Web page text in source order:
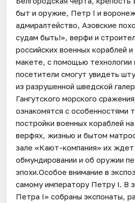
быт и оружие, Петр I и
адмиралтейство, Азовские
судам быть!», верфи и
российских военных кораблей
макете, с помощью технологии
посетители смогут увидеть
из разрушенной шведской
Гангутского морского
ознакомятся с особенностями
постройки военных кораблей
верфях, жизнью и бытом
зале «Кают-компания» их ждет
обмундировании и об оружии
эпохи.Особое внимание в
самому императору Петру I. В
Петра I» собраны экспонаты,